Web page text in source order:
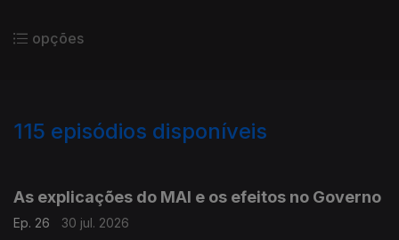
Gonçalves (PS).
opções
115 episódios disponíveis
As explicações do MAI e os efeitos no Governo
Ep. 26
30 jul. 2026